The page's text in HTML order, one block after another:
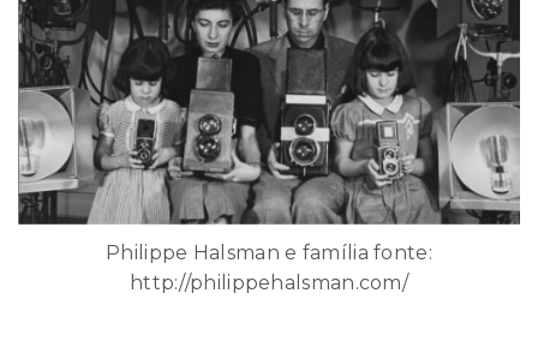
Philippe Halsman e família fonte:
http://philippehalsman.com/